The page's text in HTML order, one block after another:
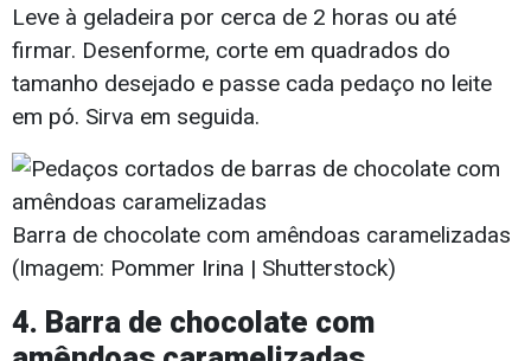
Leve à geladeira por cerca de 2 horas ou até
firmar. Desenforme, corte em quadrados do
tamanho desejado e passe cada pedaço no leite
em pó. Sirva em seguida.
Barra de chocolate com amêndoas caramelizadas
(Imagem: Pommer Irina | Shutterstock)
4. Barra de chocolate com